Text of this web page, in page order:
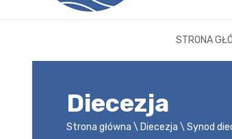
STRONA
Diecezja
Strona główna Diecezja Synod